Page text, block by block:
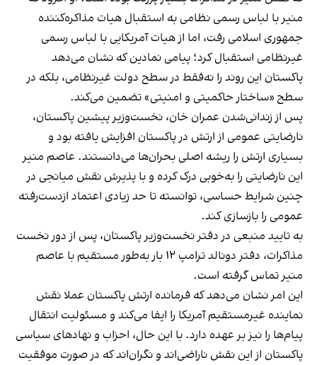
منیر با لباس رسمی نظامی به استقبال هیات مذاکره‌کننده
جمهوری اسلامی رفت، اما از هیات آمریکایی با لباس رسمی
غیرنظامی استقبال کرد؛ پیامی نمادین که نشان می‌دهد
پاکستان این روند را نه‌فقط در سطح دولت غیرنظامی، بلکه در
سطح «ساختار حاکمیتی و امنیتی» تضمین می‌کند.
پس از زندانی‌شدن عمران خان، نخست‌وزیر پیشین پاکستان،
نارضایتی عمومی از ارتش در پاکستان افزایش یافته بود و
بسیاری ارتش را ریشه اصلی بحران‌ها می‌دانستند. عاصم منیر
این نارضایتی را به‌خوبی درک کرده و با پذیرش نقش میانجی در
چنین شرایط حساسی، توانسته تا حد زیادی اعتماد ازدست‌رفته
عمومی را بازسازی کند.
به تایید منبعی در دفتر نخست‌وزیر پاکستان، پس از دور نخست
مذاکرات، دفتر دونالد ترامپ ۱۲ بار به‌طور مستقیم با عاصم
منیر تماس گرفته است.
این امر نشان می‌دهد که فرمانده ارتش پاکستان عملا نقش
نماینده غیرمستقیم آمریکا را ایفا می‌کند و مسئولیت انتقال
پیام‌ها را نیز بر عهده دارد. با این حال، احزاب و نهادهای سیاسی
پاکستان از این نقش ناراضی‌اند و نگران‌اند که در صورت موفقیت